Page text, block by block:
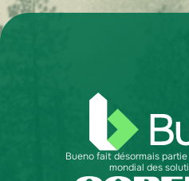
Bueno fait désormais
mondial des